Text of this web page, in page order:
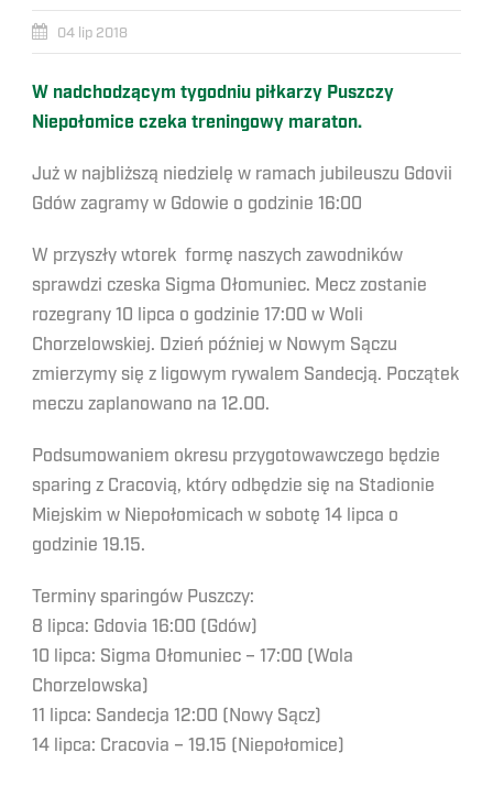
04 lip 2018
W nadchodzącym tygodniu piłkarzy Puszczy
Niepołomice czeka treningowy maraton.
Już w najbliższą niedzielę w ramach jubileuszu Gdovii
Gdów zagramy w Gdowie o godzinie 16:00
W przyszły wtorek formę naszych zawodników
sprawdzi czeska Sigma Ołomuniec. Mecz zostanie
rozegrany 10 lipca o godzinie 17:00 w Woli
Chorzelowskiej. Dzień później w Nowym Sączu
zmierzymy się z ligowym rywalem Sandecją. Początek
meczu zaplanowano na 12.00.
Podsumowaniem okresu przygotowawczego będzie
sparing z Cracovią, który odbędzie się na Stadionie
Miejskim w Niepołomicach w sobotę 14 lipca o
godzinie 19.15.
Terminy sparingów Puszczy:
8 lipca: Gdovia 16:00 (Gdów)
10 lipca: Sigma Ołomuniec – 17:00 (Wola
Chorzelowska)
11 lipca: Sandecja 12:00 (Nowy Sącz)
14 lipca: Cracovia – 19.15 (Niepołomice)